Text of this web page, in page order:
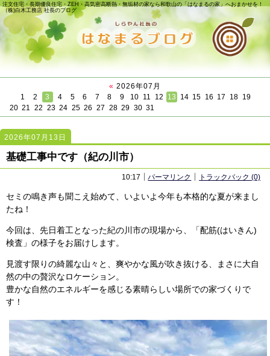
注文住宅・長期優良住宅・ZEH・高気密高断熱・無垢材の家なら和歌山の「はなまるの家」へおまかせを！
（株)白木工務店 社長のブログ
« 2026年07月
1
2 3 4 5 6 7 8 9 10 11 12 13 14 15 16 17 18 19
20 21 22 23 24 25 26 27 28 29 30 31
2026年07月13日
基礎工事中です（紀の川市）
10:17 パーマリンク トラックバック (0)
セミの鳴き声も聞こえ始めて、いよいよ今年も本格的な夏が来まし
たね！
今回は、先日着工となった紀の川市の現場から、「配筋(はいきん)
検査」の様子をお届けします。
見渡す限りの綺麗な山々と、爽やかな風が吹き抜ける、まさに大自
然の中の贅沢なロケーション。
豊かな自然のエネルギーを感じる素晴らしい場所での家づくりで
す！